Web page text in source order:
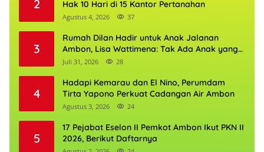
2
Hak 10 Hari di 15 Kantor Pertanahan
Agustus 4, 2026 37
3
Rumah Dilan Hadir untuk Anak Jalanan
Ambon, Lisa Wattimena: Tak Ada Anak yang
Boleh Kehilangan Masa Depannya
Juli 31, 2026 28
4
Hadapi Kemarau dan El Nino, Perumdam
Tirta Yapono Perkuat Cadangan Air Ambon
Agustus 3, 2026 24
5
17 Pejabat Eselon II Pemkot Ambon Ikut PKN II
2026, Berikut Daftarnya